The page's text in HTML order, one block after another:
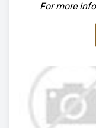
For more